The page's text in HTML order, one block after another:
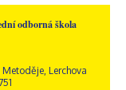
odborná škola
Lerchova